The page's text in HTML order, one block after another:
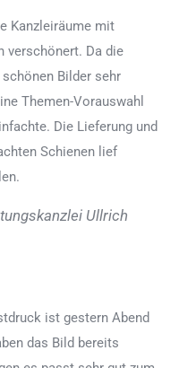
Kanzleiräume mit
verschönert. Da die
Bilder sehr
Themen-Vorauswahl
Die Lieferung und
Schienen lief
Ullrich
ist gestern Abend
das Bild bereits